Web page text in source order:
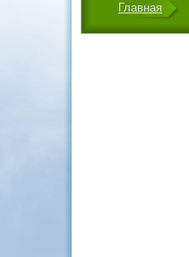
Главная